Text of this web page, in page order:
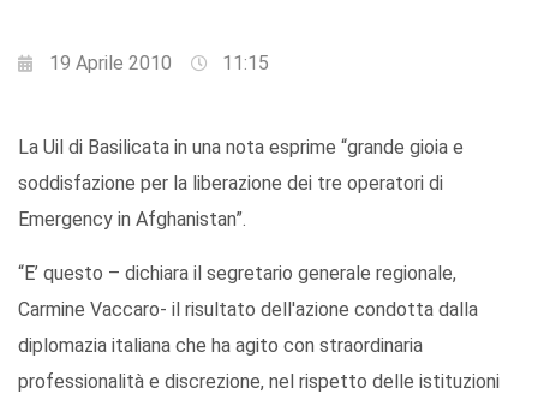
19 Aprile 2010 11:15
La Uil di Basilicata in una nota esprime “grande gioia e
soddisfazione per la liberazione dei tre operatori di
Emergency in Afghanistan”.
“E’ questo – dichiara il segretario generale regionale,
Carmine Vaccaro- il risultato dell'azione condotta dalla
diplomazia italiana che ha agito con straordinaria
professionalità e discrezione, nel rispetto delle istituzioni